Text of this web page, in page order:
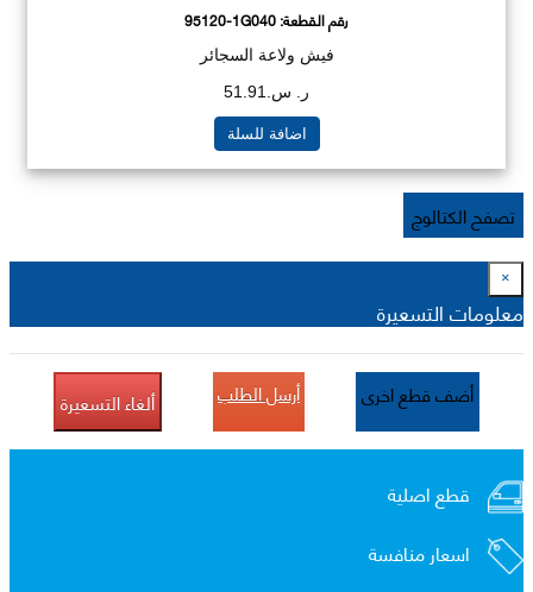
رقم القطعة:95120-1G040
فيش ولاعة السجائر
ر. س.51.91
اضافة للسلة
تصفح الكتالوج
×
معلومات التسعيرة
أضف قطع اخرى أرسل الطلب ألغاء التسعيرة
قطع اصلية
اسعار منافسة